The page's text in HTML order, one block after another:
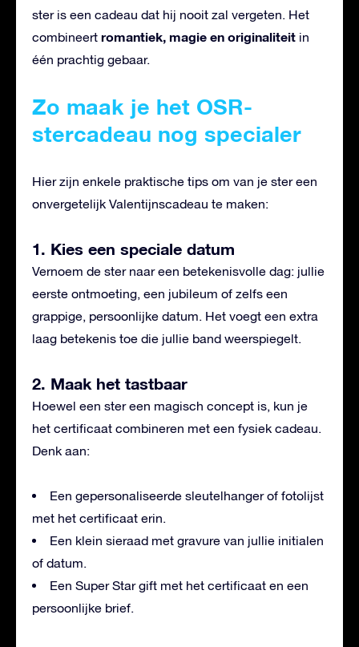
ster is een cadeau dat hij nooit zal vergeten. Het
combineert romantiek, magie en originaliteit in
één prachtig gebaar.
Zo maak je het OSR-
stercadeau nog specialer
Hier zijn enkele praktische tips om van je ster een
onvergetelijk Valentijnscadeau te maken:
1. Kies een speciale datum
Vernoem de ster naar een betekenisvolle dag: jullie
eerste ontmoeting, een jubileum of zelfs een
grappige, persoonlijke datum. Het voegt een extra
laag betekenis toe die jullie band weerspiegelt.
2. Maak het tastbaar
Hoewel een ster een magisch concept is, kun je
het certificaat combineren met een fysiek cadeau.
Denk aan:
Een gepersonaliseerde sleutelhanger of fotolijst
met het certificaat erin.
Een klein sieraad met gravure van jullie initialen
of datum.
Een Super Star gift met het certificaat en een
persoonlijke brief.